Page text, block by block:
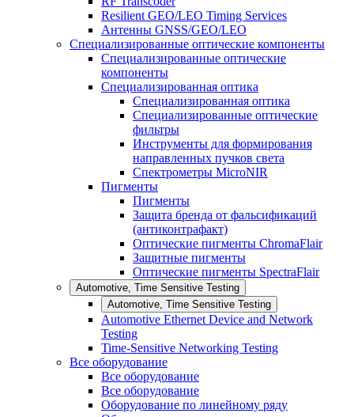
Resilient GEO/LEO Timing Services
Антенны GNSS/GEO/LEO
Специализированные оптические компоненты
Специализированные оптические
компоненты
Специализированная оптика
Специализированная оптика
Специализированные оптические
фильтры
Инструменты для формирования
направленных пучков света
Спектрометры MicroNIR
Пигменты
Пигменты
Защита бренда от фальсификаций
(антиконтрафакт)
Оптические пигменты ChromaFlair
Защитные пигменты
Оптические пигменты SpectraFlair
Automotive, Time Sensitive Testing
Automotive, Time Sensitive Testing
Automotive Ethernet Device and Network
Testing
Time-Sensitive Networking Testing
Все оборудование
Все оборудование
Все оборудование
Оборудование по линейному ряду